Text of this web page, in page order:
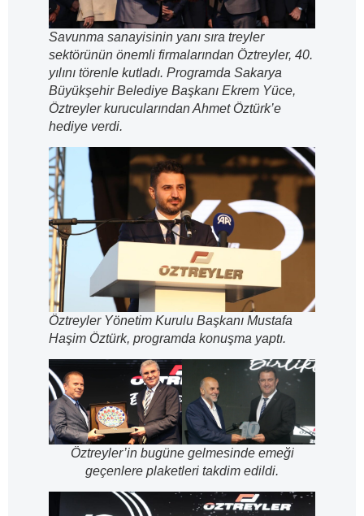
Savunma sanayisinin yanı sıra treyler
sektörünün önemli firmalarından Öztreyler, 40.
yılını törenle kutladı. Programda Sakarya
Büyükşehir Belediye Başkanı Ekrem Yüce,
Öztreyler kurucularından Ahmet Öztürk’e
hediye verdi.
Öztreyler Yönetim Kurulu Başkanı Mustafa
Haşim Öztürk, programda konuşma yaptı.
Öztreyler’in bugüne gelmesinde emeği
geçenlere plaketleri takdim edildi.